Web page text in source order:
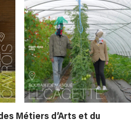
Métiers d’Arts et du